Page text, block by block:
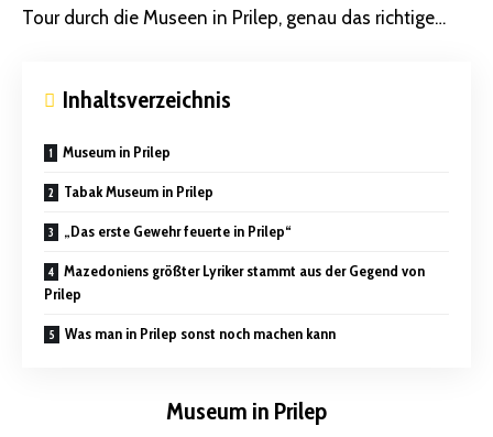
Tour durch die Museen in Prilep, genau das richtige…
Inhaltsverzeichnis
Museum in Prilep
Tabak Museum in Prilep
„Das erste Gewehr feuerte in Prilep“
Mazedoniens größter Lyriker stammt aus der Gegend von
Prilep
Was man in Prilep sonst noch machen kann
Museum in Prilep